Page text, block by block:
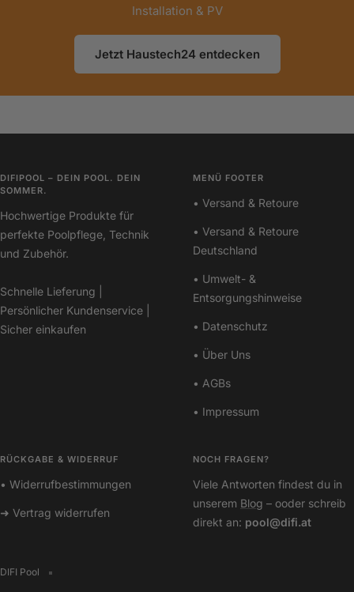
Installation & PV
Jetzt Haustech24 entdecken
DIFIPOOL – DEIN POOL. DEIN
SOMMER.
Hochwertige Produkte für
perfekte Poolpflege, Technik
und Zubehör.
Schnelle Lieferung |
Persönlicher Kundenservice |
Sicher einkaufen
MENÜ FOOTER
• Versand & Retoure
• Versand & Retoure
Deutschland
• Umwelt- &
Entsorgungshinweise
• Datenschutz
• Über Uns
• AGBs
• Impressum
RÜCKGABE & WIDERRUF
• Widerrufbestimmungen
➜ Vertrag widerrufen
NOCH FRAGEN?
Viele Antworten findest du in
unserem Blog – ooder schreib
direkt an: pool@difi.at
DIFI Pool